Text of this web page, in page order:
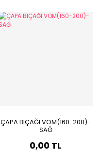
ÇAPA BIÇAĞI VOM(160-200)-
SAĞ
0,00 TL